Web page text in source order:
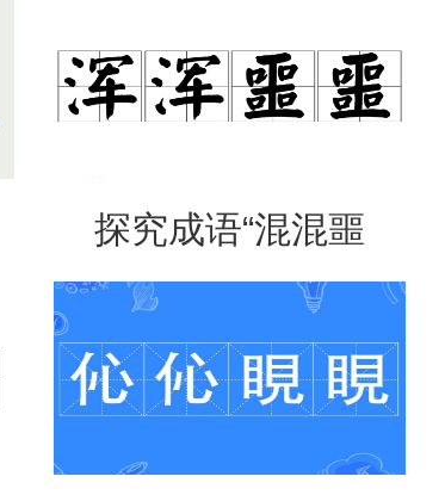
探究成语“混混噩
噩”的含义与应用